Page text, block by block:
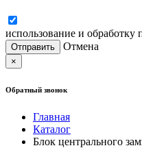
использование и
Отмена
×
Обратный звонок
Главная
Каталог
Блок центрального